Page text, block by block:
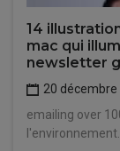
14
mac qui
newsletter
20 décembre
emailing over
l'environnement.